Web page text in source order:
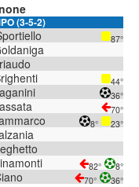
(3-5-2)
87°
44°
36°
70°
8° 23°
82° 8°
70° 36°